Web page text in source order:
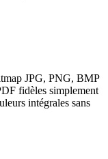
JPG, PNG, BMP
fidèles simplement
intégrales sans